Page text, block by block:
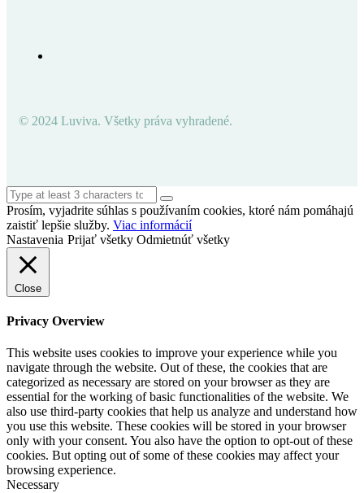
© 2024 Luviva. Všetky práva vyhradené.
Prosím, vyjadrite súhlas s používaním cookies, ktoré nám pomáhajú
zaistiť lepšie služby. Viac informácií
Nastavenia Prijať všetky Odmietnúť všetky
Close
Privacy Overview
This website uses cookies to improve your experience while you
navigate through the website. Out of these, the cookies that are
categorized as necessary are stored on your browser as they are
essential for the working of basic functionalities of the website. We
also use third-party cookies that help us analyze and understand how
you use this website. These cookies will be stored in your browser
only with your consent. You also have the option to opt-out of these
cookies. But opting out of some of these cookies may affect your
browsing experience.
Necessary